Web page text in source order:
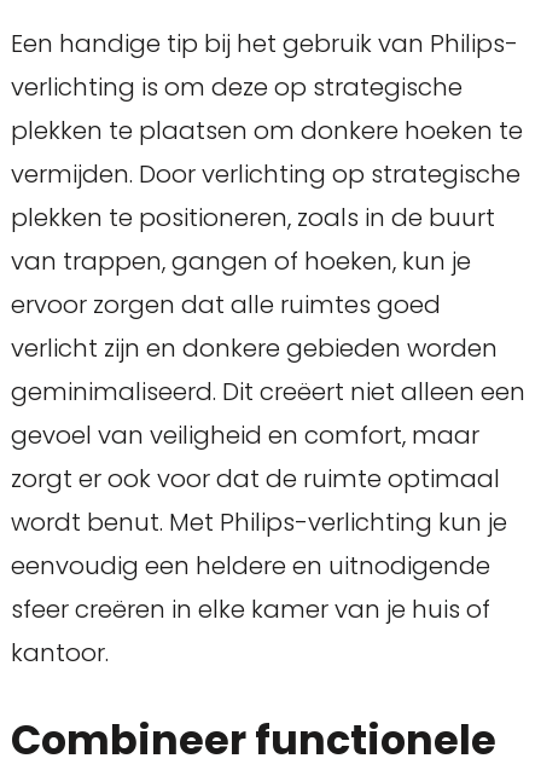
Een handige tip bij het gebruik van Philips-
verlichting is om deze op strategische
plekken te plaatsen om donkere hoeken te
vermijden. Door verlichting op strategische
plekken te positioneren, zoals in de buurt
van trappen, gangen of hoeken, kun je
ervoor zorgen dat alle ruimtes goed
verlicht zijn en donkere gebieden worden
geminimaliseerd. Dit creëert niet alleen een
gevoel van veiligheid en comfort, maar
zorgt er ook voor dat de ruimte optimaal
wordt benut. Met Philips-verlichting kun je
eenvoudig een heldere en uitnodigende
sfeer creëren in elke kamer van je huis of
kantoor.
Combineer functionele